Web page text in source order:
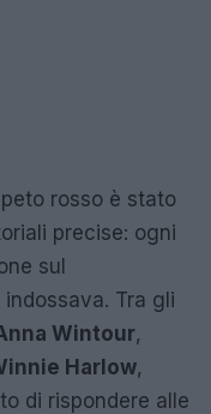
rosso è stato
precise: ogni
sul
Tra gli
Wintour,
Harlow,
di rispondere alle